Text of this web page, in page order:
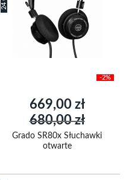
-2%
Cena
promocyjna
669,00 zł
680,00 zł
Grado SR80x Słuchawki
otwarte